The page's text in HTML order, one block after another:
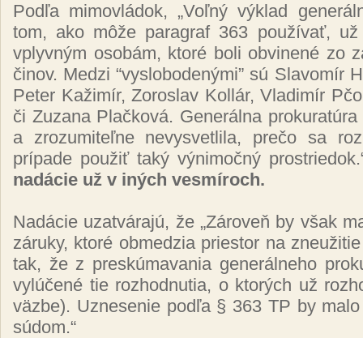
Podľa mimovládok, „Voľný výklad
tom, ako môže paragraf 363 používať, už
vplyvným osobám, ktoré boli obvinené zo
činov. Medzi “vyslobodenými” sú Slavomír
Peter Kažimír, Zoroslav Kollár, Vladimír
či Zuzana Plačková. Generálna
a zrozumiteľne nevysvetlila, prečo sa
prípade použiť taký výnimočný
nadácie už v iných vesmíroch.
Nadácie uzatvárajú, že „Zároveň by však
záruky, ktoré obmedzia priestor na
tak, že z preskúmavania generálneho
vylúčené tie rozhodnutia, o ktorých už
väzbe). Uznesenie podľa § 363 TP by
súdom.“